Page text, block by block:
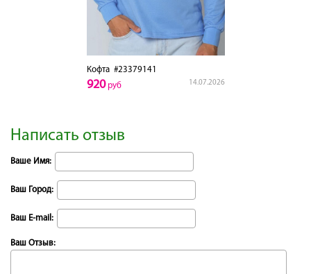
Кофта#23379141
14.07.2026
920руб
Написать отзыв
Ваше Имя:
Ваш Город:
Ваш E-mail:
Ваш Отзыв: